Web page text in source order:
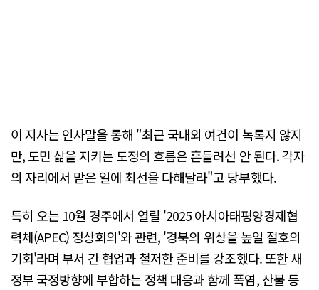
이 지사는 인사말을 통해 "최근 국내외 여건이 녹록지 않지
만, 도민 삶을 지키는 도정의 흐름은 흔들려선 안 된다. 각자
의 자리에서 맡은 일에 최선을 다해달라"고 당부했다.
특히 오는 10월 경주에서 열릴 '2025 아시아태평양경제협
력체(APEC) 정상회의'와 관련, '경북의 위상을 높일 절호의
기회'라며 부서 간 협업과 철저한 준비를 강조했다. 또한 새
정부 국정방향에 부합하는 정책 대응과 함께 폭염, 산불 등